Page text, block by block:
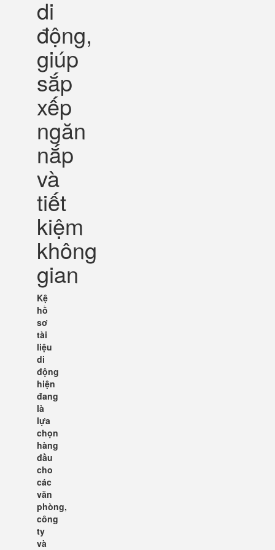
di
động,
giúp
sắp
xếp
ngăn
nắp
và
tiết
kiệm
không
gian
Kệ
hồ
sơ
tài
liệu
di
động
hiện
đang
là
lựa
chọn
hàng
đầu
cho
các
văn
phòng,
công
ty
và